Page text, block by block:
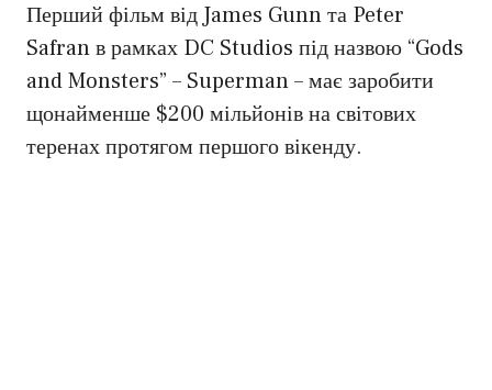
Перший фільм від James Gunn та Peter
Safran в рамках DC Studios під назвою “Gods
and Monsters” – Superman – має заробити
щонайменше $200 мільйонів на світових
теренах протягом першого вікенду.